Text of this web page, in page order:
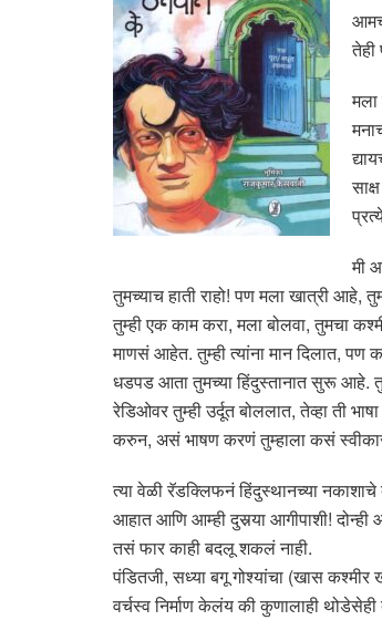
मला
मी
तुमच्याच हाती राहो! पण मला खात्री आहे,
तुम्ही एक काम करा, मला बोलवा, तुमचा
माणसं आहेत. तुम्ही त्यांना मान दिलात, पण
धडपड आता तुमच्या हिंदुस्तानात सुरू आहे.
रेडिओवर तुम्ही उर्दूत बोललात, तेव्हा ती
करुन, असं भाषण करणं तुम्हाला कसं
त्या वेळी रॅडक्लिफनं हिंदुस्थानच्या
आहात आणि आम्ही दुसर्‍या आगीपाशी!
तसं फार काही बदलू शकलं नाही.
पंडितजी, सध्या बगू गोश्यांचा (खास
वर्चस्व निर्माण केलंय की कुणालाही